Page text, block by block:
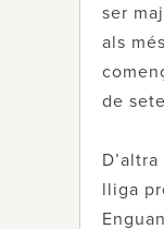
ser
als
de
lliga